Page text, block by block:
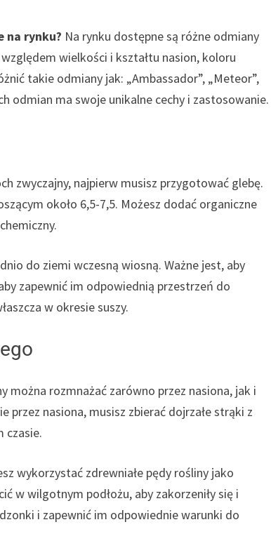
na rynku? Na rynku dostępne są różne odmiany
wielkości i kształtu nasion, koloru
takie odmiany jak: „Ambassador”, „Meteor”,
odmian ma swoje unikalne cechy i zastosowanie.
zwyczajny, najpierw musisz przygotować glebę.
około 6,5-7,5. Możesz dodać organiczne
do ziemi wczesną wiosną. Ważne jest, aby
zapewnić im odpowiednią przestrzeń do
w okresie suszy.
można rozmnażać zarówno przez nasiona, jak i
przez nasiona, musisz zbierać dojrzałe strąki z
czasie.
wykorzystać zdrewniałe pędy rośliny jako
w wilgotnym podłożu, aby zakorzeniły się i
i zapewnić im odpowiednie warunki do